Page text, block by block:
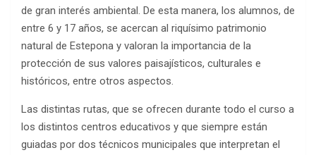
de gran interés ambiental. De esta manera, los alumnos, de
entre 6 y 17 años, se acercan al riquísimo patrimonio
natural de Estepona y valoran la importancia de la
protección de sus valores paisajísticos, culturales e
históricos, entre otros aspectos.
Las distintas rutas, que se ofrecen durante todo el curso a
los distintos centros educativos y que siempre están
guiadas por dos técnicos municipales que interpretan el